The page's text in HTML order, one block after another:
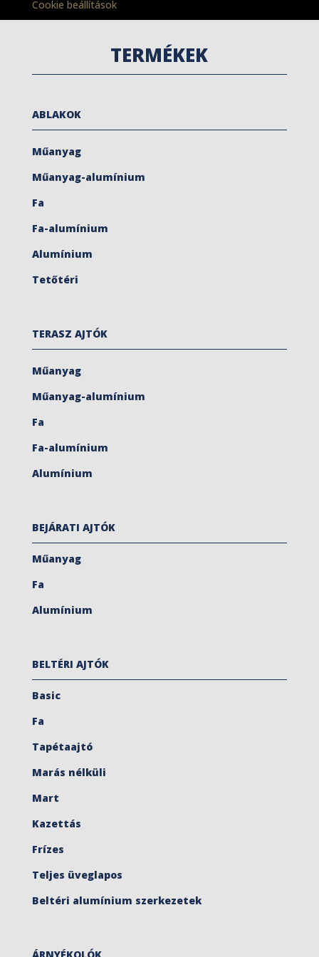
Cookie beállítások
TERMÉKEK
ABLAKOK
Műanyag
Műanyag-alumínium
Fa
Fa-alumínium
Alumínium
Tetőtéri
TERASZ AJTÓK
Műanyag
Műanyag-alumínium
Fa
Fa-alumínium
Alumínium
BEJÁRATI AJTÓK
Műanyag
Fa
Alumínium
BELTÉRI AJTÓK
Basic
Fa
Tapétaajtó
Marás nélküli
Mart
Kazettás
Frízes
Teljes üveglapos
Beltéri alumínium szerkezetek